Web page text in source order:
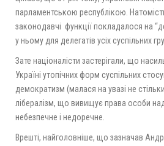
парламентською республікою.
законодавчі функції покладалося на
у ньому для делегатів усіх суспільних
Зате націоналісти застерігали, що
Україні утопічних форм суспільних
демократизм (малася на увазі не
лібералізм, що вивищує права особи
небезпечне і недоречне.
Врешті, найголовніше, що зазначав